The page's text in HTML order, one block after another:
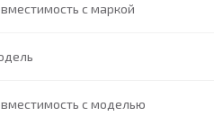
с маркой
с моделью